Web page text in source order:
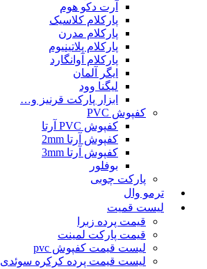
آرت دکو هوم
پارکلام کلاسیک
پارکلام مدرن
پارکلام پلاتینیوم
پارکلام آوانگارد
ایگر آلمان
لیگنا وود
ابزار پارکت قرنیز و…
کفپوش PVC
کفپوش PVC آرتا
کفپوش آرتا 2mm
کفپوش آرتا 3mm
بوفلور
پارکت چوبی
ترمو وال
لیست قمیت
قیمت پرده زبرا
قیمت پارکت لمینت
لیست قیمت کفپوش pvc
لیست قیمت پرده کرکره سوئدی